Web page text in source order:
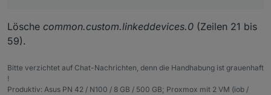
  "common": {
    "desc": "per Script erstellt",
Lösche common.custom.linkeddevices.0 (Zeilen 21 bis
59).
Bitte verzichtet auf Chat-Nachrichten, denn die Handhabung ist grauenhaft
!
Produktiv: Asus PN 42 / N100 / 8 GB / 500 GB; Proxmox mit 2 VM (iob /